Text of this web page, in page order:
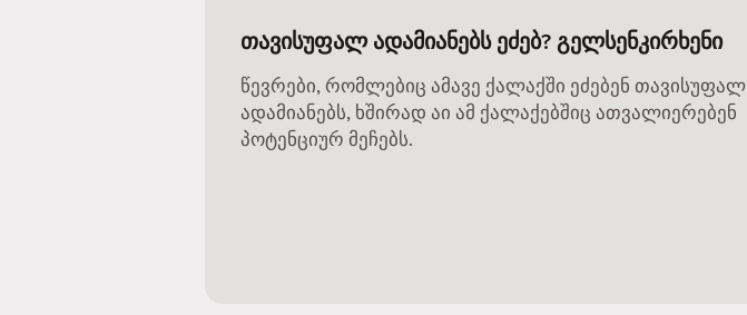
თავისუფალ ადამიანებს ეძებ? გელსენკირხენი
წევრები, რომლებიც ამავე ქალაქში ეძებენ თავისუფალ
ადამიანებს, ხშირად აი ამ ქალაქებშიც ათვალიერებენ
პოტენციურ მეჩებს.